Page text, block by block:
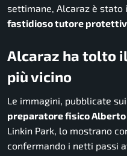
settimane, Alcaraz è
fastidioso tutore
Alcaraz ha tolto
più vicino
Le immagini, pubblicate
preparatore fisico Alberto
Linkin Park, lo mostrano
confermando i netti passi